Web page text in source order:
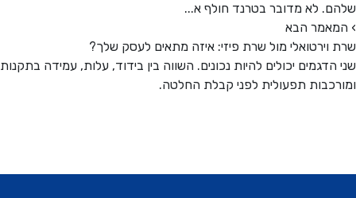
לא מדובר בטרנד חולף א...
הבא
וירטואלי מול שרת פיזי: איזה מתאים לעסק שלך?
יכולים להיות נכונים. השווה בין בידוד, עלות, עמידה בתקנות
תפעולית לפני קבלת החלטה.